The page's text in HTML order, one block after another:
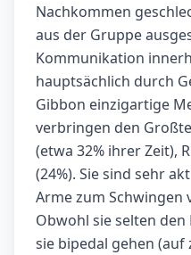
Nachkommen
aus der Gruppe
Kommunikation
hauptsächlich durch
Gibbon einzigartige
verbringen den
(etwa 32% ihrer Zeit),
(24%). Sie sind sehr
Arme zum Schwingen
Obwohl sie selten
sie bipedal gehen (auf